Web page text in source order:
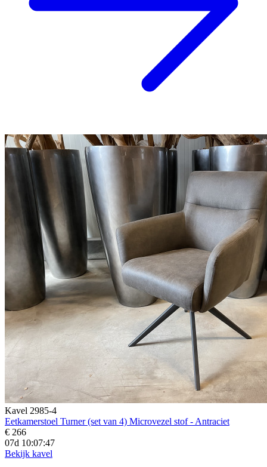
Kavel 2985-4
Eetkamerstoel Turner (set van 4) Microvezel stof - Antraciet
€ 266
07d 10:07:45
Bekijk kavel